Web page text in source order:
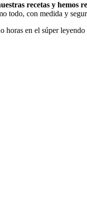
recetas y
todo, con medida y
horas en el súper